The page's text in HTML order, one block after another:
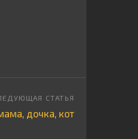
дочка, кот